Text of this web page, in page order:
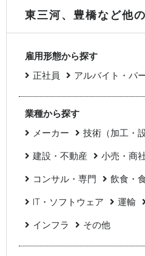
東三河、豊橋など他
雇用形態から探す
正社員
アルバイト・パ
業種から探す
メーカー
技術（加工・
建設・不動産
小売・商
コンサル・専門
飲食・
IT・ソフトウェア
運輸
インフラ
その他